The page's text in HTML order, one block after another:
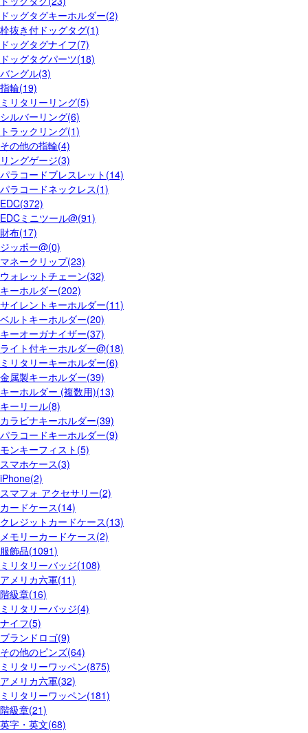
ドッグタグキーホルダー(2)
栓抜き付ドッグタグ(1)
ドッグタグナイフ(7)
ドッグタグパーツ(18)
バングル(3)
指輪(19)
ミリタリーリング(5)
シルバーリング(6)
トラックリング(1)
その他の指輪(4)
リングゲージ(3)
パラコードブレスレット(14)
パラコードネックレス(1)
EDC(372)
EDCミニツール@(91)
財布(17)
ジッポー@(0)
マネークリップ(23)
ウォレットチェーン(32)
キーホルダー(202)
サイレントキーホルダー(11)
ベルトキーホルダー(20)
キーオーガナイザー(37)
ライト付キーホルダー@(18)
ミリタリーキーホルダー(6)
金属製キーホルダー(39)
キーホルダー (複数用)(13)
キーリール(8)
カラビナキーホルダー(39)
パラコードキーホルダー(9)
モンキーフィスト(5)
スマホケース(3)
iPhone(2)
スマフォ アクセサリー(2)
カードケース(14)
クレジットカードケース(13)
メモリーカードケース(2)
服飾品(1091)
ミリタリーバッジ(108)
アメリカ六軍(11)
階級章(16)
ミリタリーバッジ(4)
ナイフ(5)
ブランドロゴ(9)
その他のピンズ(64)
ミリタリーワッペン(875)
アメリカ六軍(32)
ミリタリーワッペン(181)
階級章(21)
英字・英文(68)